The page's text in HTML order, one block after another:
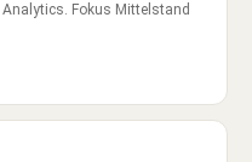
Analytics. Fokus Mittelstand